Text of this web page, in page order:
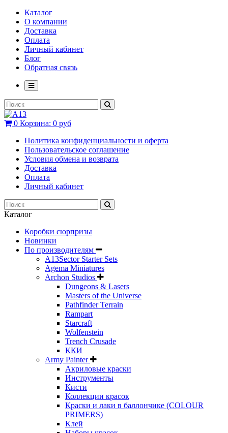
Каталог
О компании
Доставка
Оплата
Личный кабинет
Блог
Обратная связь
0 Корзина: 0 руб
Политика конфиденциальности и оферта
Пользовательское соглашение
Условия обмена и возврата
Доставка
Оплата
Личный кабинет
Каталог
Коробки сюрпризы
Новинки
По производителям
A13Sector Starter Sets
Agema Miniatures
Archon Studios
Dungeons & Lasers
Masters of the Universe
Pathfinder Terrain
Rampart
Starcraft
Wolfenstein
Trench Crusade
ККИ
Army Painter
Акриловые краски
Инструменты
Кисти
Коллекции красок
Краски и лаки в баллончике (COLOUR
PRIMERS)
Клей